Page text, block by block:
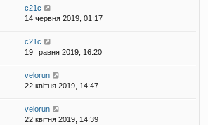
с21с
14 червня 2019, 01:17
с21с
19 травня 2019, 16:20
velorun
22 квітня 2019, 14:47
velorun
22 квітня 2019, 14:39